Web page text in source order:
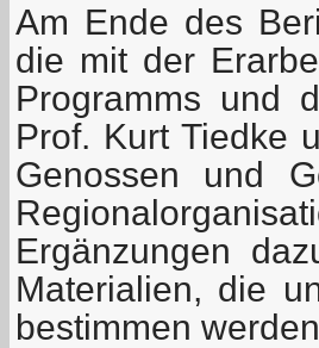
Am Ende des
die mit der
Programms und
Prof. Kurt Tiedke
Genossen und
Ergänzungen
Materialien, die
bestimmen